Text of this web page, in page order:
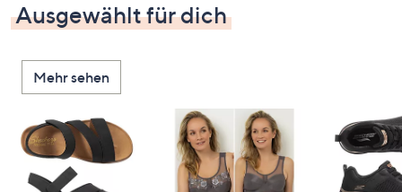
Ausgewählt für dich
Mehr sehen